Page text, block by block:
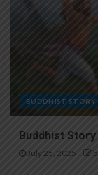
BUDDHIST STORY
Buddhist Story
July 25, 2025